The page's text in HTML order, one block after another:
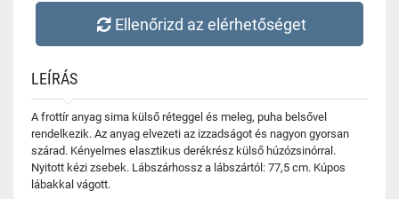
Ellenőrizd az elérhetőséget
LEÍRÁS
A frottír anyag sima külső réteggel és meleg, puha belsővel
rendelkezik. Az anyag elvezeti az izzadságot és nagyon gyorsan
szárad. Kényelmes elasztikus derékrész külső húzózsinórral.
Nyitott kézi zsebek. Lábszárhossz a lábszártól: 77,5 cm. Kúpos
lábakkal vágott.